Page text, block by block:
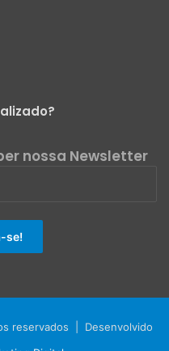
nossa Newsletter
reservados | Desenvolvido